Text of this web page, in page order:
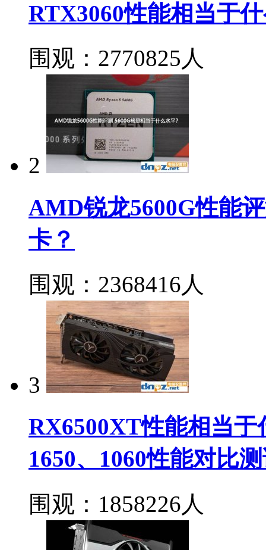
RTX3060性能相当于
围观：2770825人
2
AMD锐龙5600G性能
卡？
围观：2368416人
3
RX6500XT性能相当于
1650、1060性能对比
围观：1858226人